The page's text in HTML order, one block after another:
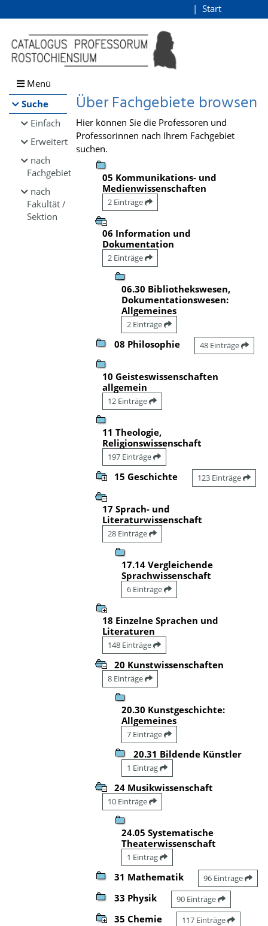
Browsen
direkt zum Inhalt
Start
Menü
Suche
Einfach
Erweitert
nach
Fachgebiet
nach
Fakultät /
Sektion
Über Fachgebiete browsen
Hier können Sie die Professoren und
Professorinnen nach Ihrem Fachgebiet
suchen.
05 Kommunikations- und
Medienwissenschaften
2 Einträge
06 Information und
Dokumentation
2 Einträge
06.30 Bibliothekswesen,
Dokumentationswesen:
Allgemeines
2 Einträge
08 Philosophie 48 Einträge
10 Geisteswissenschaften
allgemein
12 Einträge
11 Theologie,
Religionswissenschaft
197 Einträge
15 Geschichte 123 Einträge
17 Sprach- und
Literaturwissenschaft
28 Einträge
17.14 Vergleichende
Sprachwissenschaft
6 Einträge
18 Einzelne Sprachen und
Literaturen
148 Einträge
20 Kunstwissenschaften
8 Einträge
20.30 Kunstgeschichte:
Allgemeines
7 Einträge
20.31 Bildende Künstler
1 Eintrag
24 Musikwissenschaft
10 Einträge
24.05 Systematische
Theaterwissenschaft
1 Eintrag
31 Mathematik 96 Einträge
33 Physik 90 Einträge
35 Chemie 117 Einträge